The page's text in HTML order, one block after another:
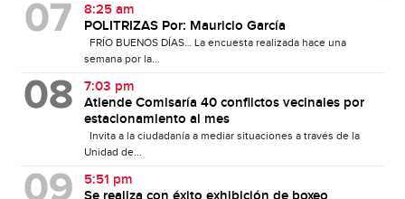
8:25 am
POLITRIZAS Por: Mauricio García
FRÍO BUENOS DÍAS… La encuesta realizada hace una
semana por la...
7:03 pm
Atiende Comisaría 40 conflictos vecinales por
estacionamiento al mes
Invita a la ciudadanía a mediar situaciones a través de la
Unidad de...
5:51 pm